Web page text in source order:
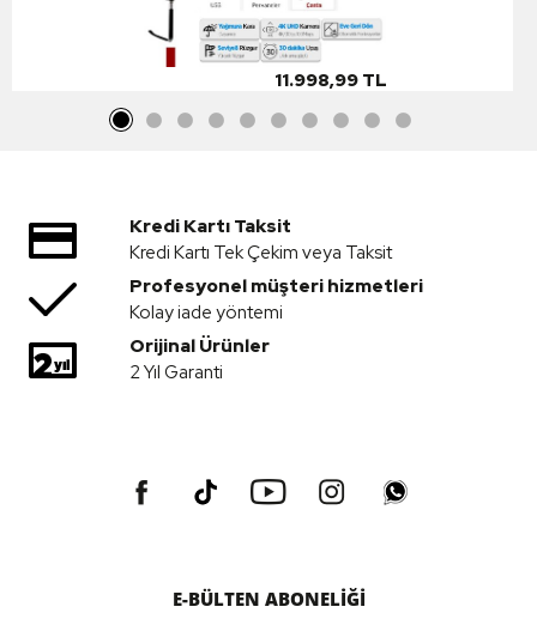
11.998,99 TL
Kredi Kartı Taksit
Kredi Kartı Tek Çekim veya Taksit
Profesyonel müşteri hizmetleri
Kolay iade yöntemi
Orijinal Ürünler
2 Yıl Garanti
E-BÜLTEN ABONELİĞİ